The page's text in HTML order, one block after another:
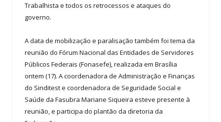
Trabalhista e todos os retrocessos e ataques do
governo.
A data de mobilização e paralisação também foi tema da
reunião do Fórum Nacional das Entidades de Servidores
Públicos Federais (Fonasefe), realizada em Brasília
ontem (17). A coordenadora de Administração e Finanças
do Sinditest e coordenadora de Seguridade Social e
Saúde da Fasubra Mariane Siqueira esteve presente à
reunião, e participa do plantão da diretoria da